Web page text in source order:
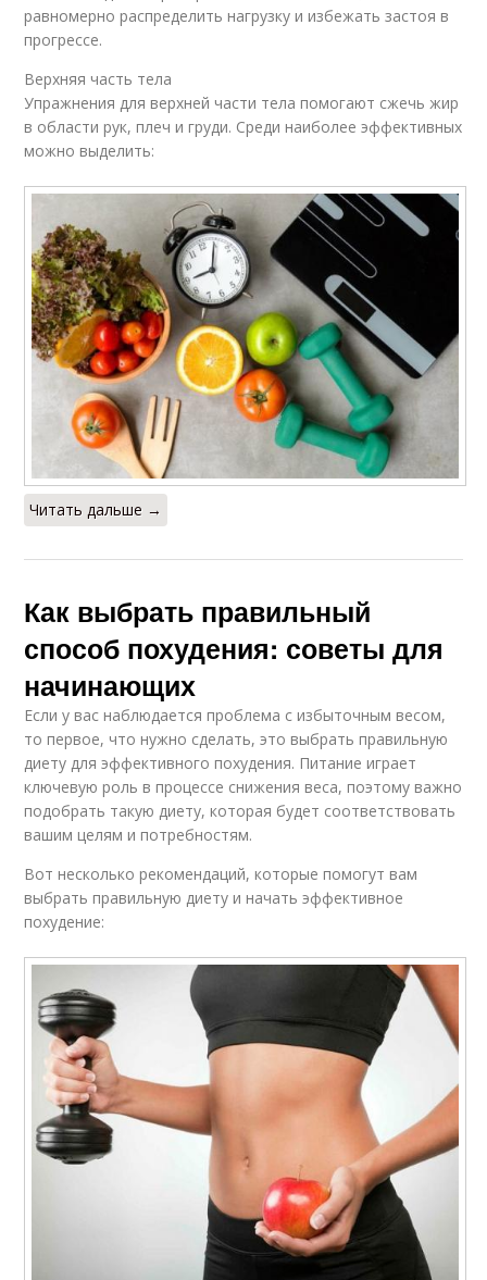
равномерно распределить нагрузку и избежать застоя в
прогрессе.
Верхняя часть тела
Упражнения для верхней части тела помогают сжечь жир
в области рук, плеч и груди. Среди наиболее эффективных
можно выделить:
Читать дальше →
Как выбрать правильный
способ похудения: советы для
начинающих
Если у вас наблюдается проблема с избыточным весом,
то первое, что нужно сделать, это выбрать правильную
диету для эффективного похудения. Питание играет
ключевую роль в процессе снижения веса, поэтому важно
подобрать такую диету, которая будет соответствовать
вашим целям и потребностям.
Вот несколько рекомендаций, которые помогут вам
выбрать правильную диету и начать эффективное
похудение: